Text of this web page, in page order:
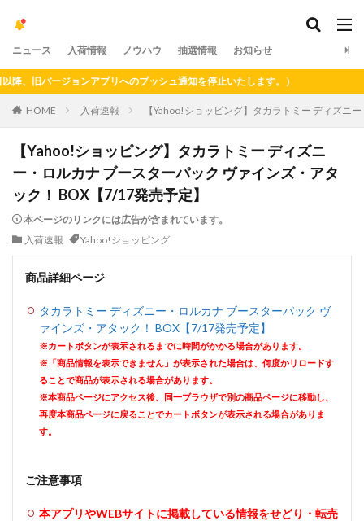
ニュース 入荷情報 ノウハウ 抽選情報 お知らせ
バージョンアプリへのプッシュ通知を停止いたします。）
HOME 入荷速報 【Yahoo!ショッピング】タカラトミー ディズニ
【Yahoo!ショッピング】タカラトミー ディズニ
ー・ロルカナ ブースターパック ヴァインズ・アタ
ック！ BOX【7/17発売予定】
本ページのリンクには広告が含まれています。
入荷速報
Yahoo!ショッピング
商品詳細ページ
タカラトミー ディズニー・ロルカナ ブースターパック ヴ
ァインズ・アタック！ BOX【7/17発売予定】
※カートボタンが表示されるまでに時間がかかる場合があります。
※「商品情報を表示できません」が表示された場合は、何度かリロードす
ることで商品が表示される場合があります。
※本商品ページにアクセス後、同一ブラウザで別の商品ページに移動し、
再度本商品ページに戻ることでカートボタンが表示される場合がありま
す。
ご注意事項
本アプリやWEBサイトに掲載している情報をせどり・転売